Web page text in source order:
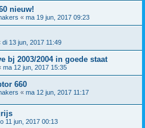
nieuw!
« ma 19 jun, 2017 09:23
di 13 jun, 2017 11:49
bj 2003/2004 in goede staat
ma 12 jun, 2017 15:35
660
« ma 12 jun, 2017 11:17
11 jun, 2017 00:13